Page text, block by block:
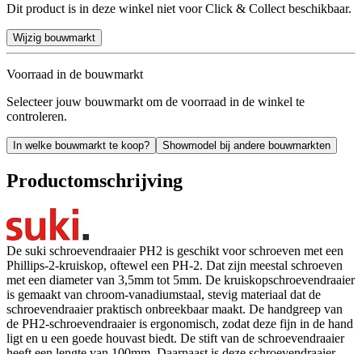
Dit product is in deze winkel niet voor Click & Collect beschikbaar.
Wijzig bouwmarkt
Voorraad in de bouwmarkt
Selecteer jouw bouwmarkt om de voorraad in de winkel te
controleren.
In welke bouwmarkt te koop? Showmodel bij andere bouwmarkten
Productomschrijving
De suki schroevendraaier PH2 is geschikt voor schroeven met een
Phillips-2-kruiskop, oftewel een PH-2. Dat zijn meestal schroeven
met een diameter van 3,5mm tot 5mm. De kruiskopschroevendraaier
is gemaakt van chroom-vanadiumstaal, stevig materiaal dat de
schroevendraaier praktisch onbreekbaar maakt. De handgreep van
de PH2-schroevendraaier is ergonomisch, zodat deze fijn in de hand
ligt en u een goede houvast biedt. De stift van de schroevendraaier